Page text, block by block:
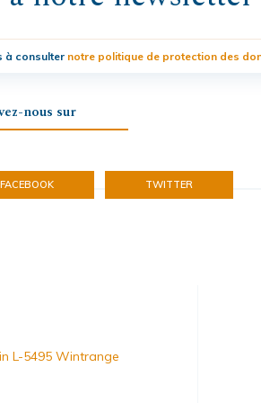
à consulter notre politique de protection des
nous sur
FACEBOOK TWITTER
L-5495 Wintrange